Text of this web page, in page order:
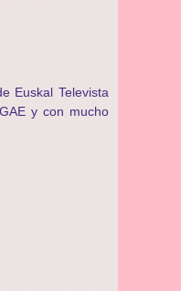
Euskal Televista
y con mucho